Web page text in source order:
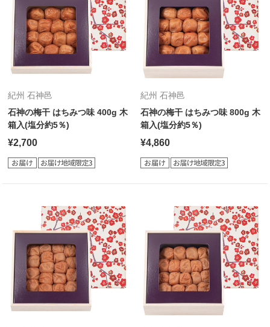
紀州 石神邑
石神の梅干 はちみつ味 400g 木
箱入(塩分約5％)
¥2,700
紀州 石神邑
石神の梅干 はちみつ味 800g 木
箱入(塩分約5％)
¥4,860